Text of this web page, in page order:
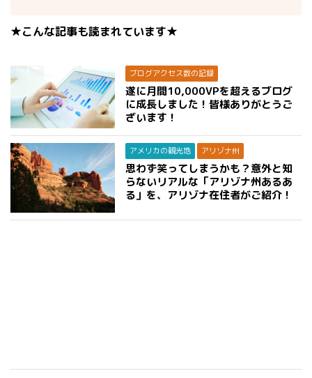
★こんな記事も読まれています★
ブログアクセス数の記録
遂に月間10,000VPを超えるブログ
に成長しました！皆様ありがとうご
ざいます！
アメリカの観光地 アリゾナ州
思わず笑ってしまうかも？意外と知
らないリアルな「アリゾナ州あるあ
る」を、アリゾナ在住者がご紹介！